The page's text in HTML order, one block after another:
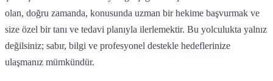
olan, doğru zamanda, konusunda uzman bir hekime başvurmak ve
size özel bir tanı ve tedavi planıyla ilerlemektir. Bu yolculukta yalnız
değilsiniz; sabır, bilgi ve profesyonel destekle hedeflerinize
ulaşmanız mümkündür.